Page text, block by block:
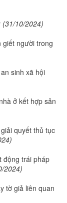
(31/10/2024)
giết người trong
sinh xã hội
ở kết hợp sản
quyết thủ tục
động trái pháp
2024)
tờ giả liên quan